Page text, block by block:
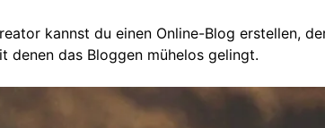
kannst du einen Online-Blog erstellen,
denen das Bloggen mühelos gelingt.